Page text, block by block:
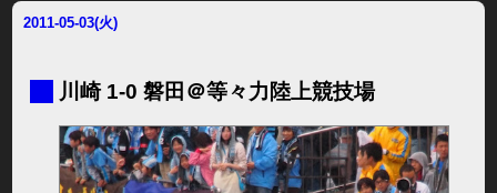
2011-05-03(火)
川崎 1-0 磐田＠等々力陸上競技場